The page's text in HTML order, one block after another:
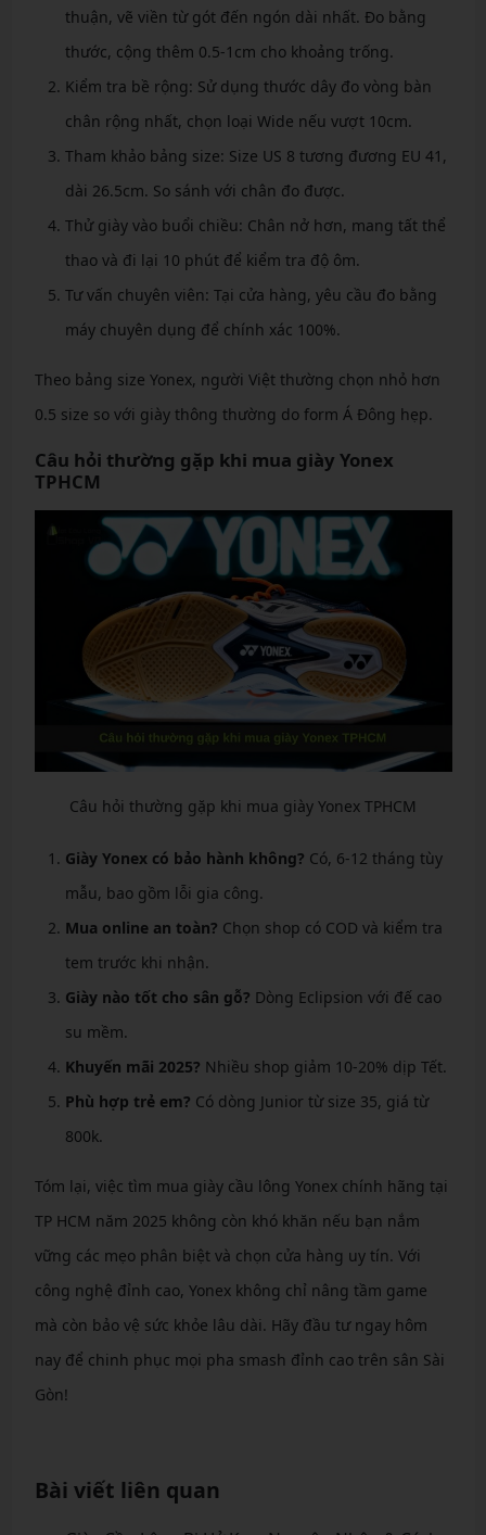
thuận, vẽ viền từ gót đến ngón dài nhất. Đo bằng
thước, cộng thêm 0.5-1cm cho khoảng trống.
Kiểm tra bề rộng: Sử dụng thước dây đo vòng bàn
chân rộng nhất, chọn loại Wide nếu vượt 10cm.
Tham khảo bảng size: Size US 8 tương đương EU 41,
dài 26.5cm. So sánh với chân đo được.
Thử giày vào buổi chiều: Chân nở hơn, mang tất thể
thao và đi lại 10 phút để kiểm tra độ ôm.
Tư vấn chuyên viên: Tại cửa hàng, yêu cầu đo bằng
máy chuyên dụng để chính xác 100%.
Theo bảng size Yonex, người Việt thường chọn nhỏ hơn
0.5 size so với giày thông thường do form Á Đông hẹp.
Câu hỏi thường gặp khi mua giày Yonex
TPHCM
Câu hỏi thường gặp khi mua giày Yonex TPHCM
Giày Yonex có bảo hành không? Có, 6-12 tháng tùy
mẫu, bao gồm lỗi gia công.
Mua online an toàn? Chọn shop có COD và kiểm tra
tem trước khi nhận.
Giày nào tốt cho sân gỗ? Dòng Eclipsion với đế cao
su mềm.
Khuyến mãi 2025? Nhiều shop giảm 10-20% dịp Tết.
Phù hợp trẻ em? Có dòng Junior từ size 35, giá từ
800k.
Tóm lại, việc tìm mua giày cầu lông Yonex chính hãng tại
TP HCM năm 2025 không còn khó khăn nếu bạn nắm
vững các mẹo phân biệt và chọn cửa hàng uy tín. Với
công nghệ đỉnh cao, Yonex không chỉ nâng tầm game
mà còn bảo vệ sức khỏe lâu dài. Hãy đầu tư ngay hôm
nay để chinh phục mọi pha smash đỉnh cao trên sân Sài
Gòn!
Bài viết liên quan